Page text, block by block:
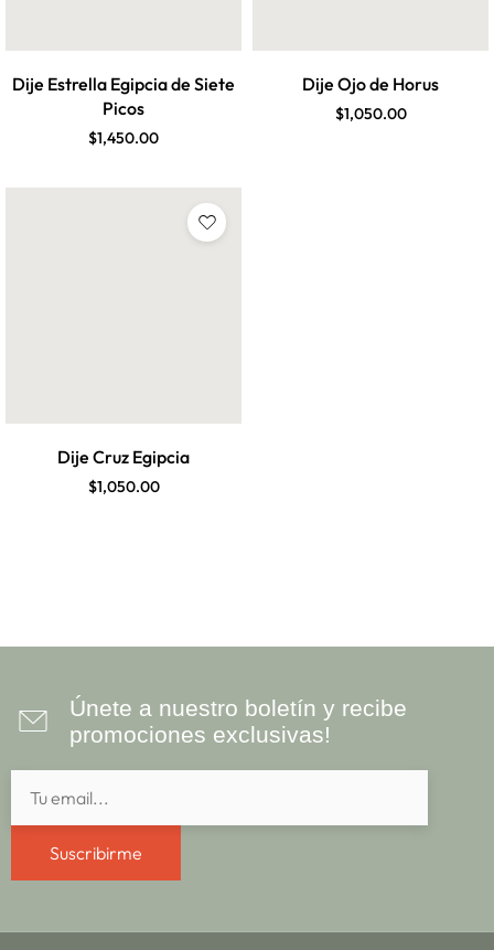
Dije Estrella Egipcia de Siete
Picos
$1,450.00
Dije Ojo de Horus
$1,050.00
Dije Cruz Egipcia
$1,050.00
Únete a nuestro boletín y recibe
promociones exclusivas!
Suscribirme